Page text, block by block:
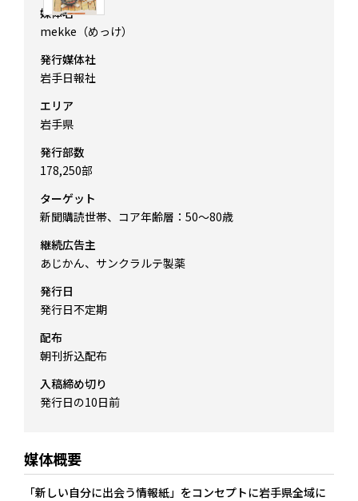
媒体名
mekke（めっけ）
発行媒体社
岩手日報社
エリア
岩手県
発行部数
178,250部
ターゲット
新聞購読世帯、コア年齢層：50～80歳
継続広告主
あじかん、サンクラルテ製薬
発行日
発行日不定期
配布
朝刊折込配布
入稿締め切り
発行日の10日前
媒体概要
「新しい自分に出会う情報紙」をコンセプトに岩手県全域に